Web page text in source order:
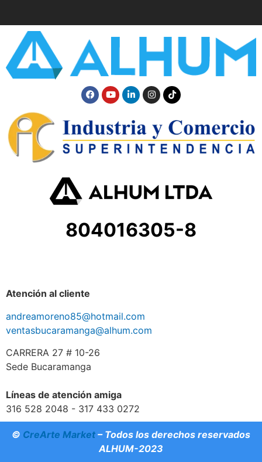
804016305-8
Atención al cliente
andreamoreno85@hotmail.com
ventasbucaramanga@alhum.com
CARRERA 27 # 10-26
Sede Bucaramanga
Líneas de atención amiga
316 528 2048 - 317 433 0272
© CreArte Market – Todos los derechos reservados
ALHUM-2023